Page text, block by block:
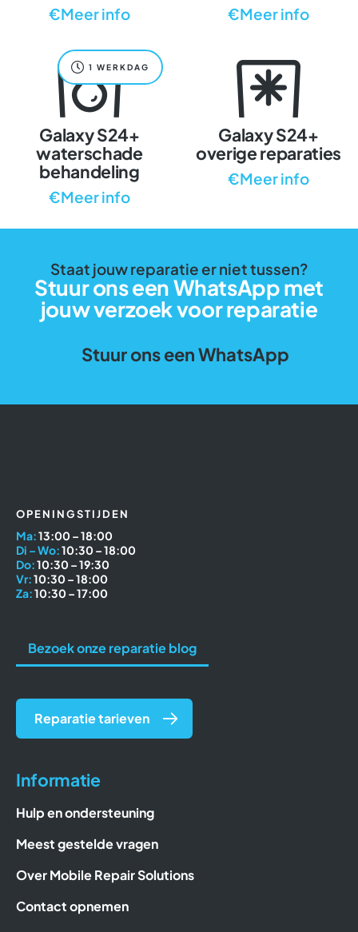
€Meer info €Meer info
1 WERKDAG
Galaxy S24+
waterschade
behandeling
€Meer info
Galaxy S24+
overige reparaties
€Meer info
Staat jouw reparatie er niet tussen?
Stuur ons een WhatsApp met
jouw verzoek voor reparatie
Stuur ons een WhatsApp
OPENINGSTIJDEN
Ma:13:00 – 18:00
Di – Wo:10:30 – 18:00
Do:10:30 – 19:30
Vr:10:30 – 18:00
Za:10:30 – 17:00
Informatie
Hulp en ondersteuning
Meest gestelde vragen
Over Mobile Repair Solutions
Contact opnemen
Bezoek onze reparatie blog
Reparatie tarieven